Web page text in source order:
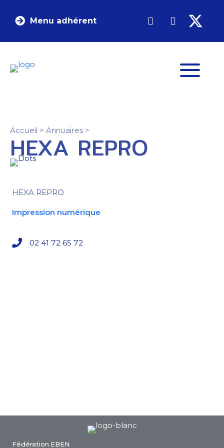
Menu adhérent
Accueil > Annuaires >
HEXA REPRO
HEXA REPRO
Impression numérique
02 41 72 65 72
Fédération EBEN